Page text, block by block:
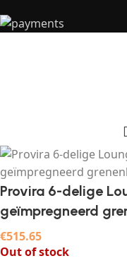
Provira 6-delige
geïmpregneerd
€515.65
Out of stock